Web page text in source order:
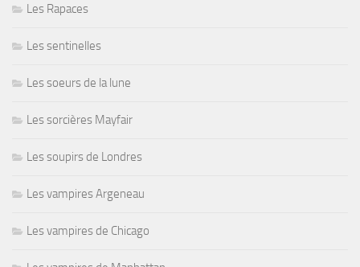
Les Rapaces
Les sentinelles
Les soeurs de la lune
Les sorcières Mayfair
Les soupirs de Londres
Les vampires Argeneau
Les vampires de Chicago